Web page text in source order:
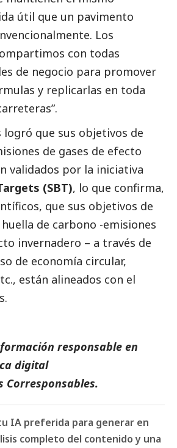
útil que un pavimento
Los
con todas
de negocio para promover
y replicarlas en toda
logró que sus objetivos de
de gases de efecto
validados por la iniciativa
(SBT), lo que confirma,
que sus objetivos de
de carbono -emisiones
invernadero – a través de
de economía circular,
están alineados con el
responsable en
digital
Corresponsables.
IA preferida para generar en
completo del contenido y una